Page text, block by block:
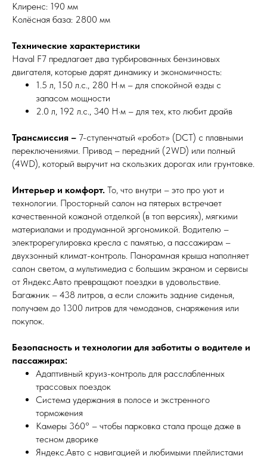
Клиренс: 190 мм
Колёсная база: 2800 мм
Технические характеристики
Haval F7 предлагает два турбированных бензиновых
двигателя, которые дарят динамику и экономичность:
1.5 л, 150 л.с., 280 Н·м – для спокойной езды с
запасом мощности
2.0 л, 192 л.с., 340 Н·м – для тех, кто любит драйв
Трансмиссия – 7-ступенчатый «робот» (DCT) с плавными
переключениями. Привод – передний (2WD) или полный
(4WD), который выручит на скользких дорогах или грунтовке.
Интерьер и комфорт. То, что внутри – это про уют и
технологии. Просторный салон на пятерых встречает
качественной кожаной отделкой (в топ версиях), мягкими
материалами и продуманной эргономикой. Водителю –
электрорегулировка кресла с памятью, а пассажирам –
двухзонный климат-контроль. Панорамная крыша наполняет
салон светом, а мультимедиа с большим экраном и сервисы
от Яндекс.Авто превращают поездки в удовольствие.
Багажник – 438 литров, а если сложить задние сиденья,
получаем до 1300 литров для чемоданов, снаряжения или
покупок.
Безопасность и технологии для заботиты о водителе и
пассажирах:
Адаптивный круиз-контроль для расслабленных
трассовых поездок
Система удержания в полосе и экстренного
торможения
Камеры 360° – чтобы парковка стала проще даже в
тесном дворике
Яндекс.Авто с навигацией и любимыми плейлистами